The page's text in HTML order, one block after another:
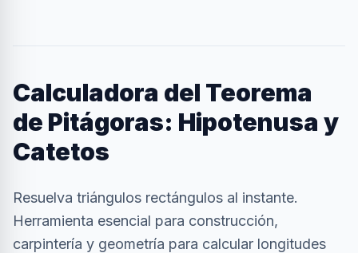
Calculadora del Teorema
de Pitágoras: Hipotenusa y
Catetos
Resuelva triángulos rectángulos al instante.
Herramienta esencial para construcción,
carpintería y geometría para calcular longitudes